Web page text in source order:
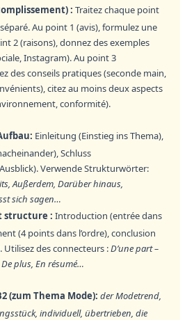
: Traitez chaque point
Au point 1 (avis), formulez une
2 (raisons), donnez des exemples
Instagram). Au point 3
des conseils pratiques (seconde main,
citez au moins deux aspects
conformité).
Einleitung (Einstieg ins Thema),
Schluss
Verwende Strukturwörter:
Außerdem, Darüber hinaus,
sich sagen…
structure : Introduction (entrée dans
(4 points dans l’ordre), conclusion
des connecteurs :D’une part –
plus, En résumé…
(zum Thema Mode): der Modetrend,
individuell, übertrieben, die